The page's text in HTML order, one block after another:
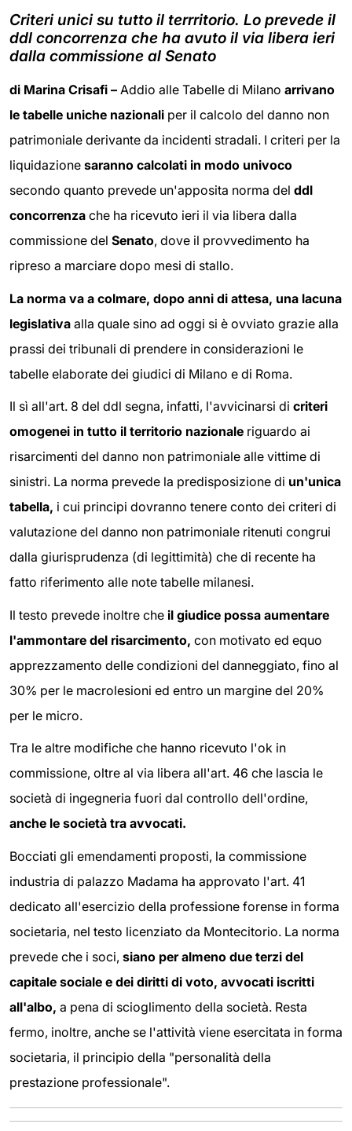
Criteri unici su tutto il terrritorio. Lo prevede il
ddl concorrenza che ha avuto il via libera ieri
dalla commissione al Senato
di Marina Crisafi – Addio alle Tabelle di Milano arrivano
le tabelle uniche nazionali per il calcolo del danno non
patrimoniale derivante da incidenti stradali. I criteri per la
liquidazione saranno calcolati in modo univoco
secondo quanto prevede un'apposita norma del ddl
concorrenza che ha ricevuto ieri il via libera dalla
commissione del Senato, dove il provvedimento ha
ripreso a marciare dopo mesi di stallo.
La norma va a colmare, dopo anni di attesa, una lacuna
legislativa alla quale sino ad oggi si è ovviato grazie alla
prassi dei tribunali di prendere in considerazioni le
tabelle elaborate dei giudici di Milano e di Roma.
Il sì all'art. 8 del ddl segna, infatti, l'avvicinarsi di criteri
omogenei in tutto il territorio nazionale riguardo ai
risarcimenti del danno non patrimoniale alle vittime di
sinistri. La norma prevede la predisposizione di un'unica
tabella, i cui principi dovranno tenere conto dei criteri di
valutazione del danno non patrimoniale ritenuti congrui
dalla giurisprudenza (di legittimità) che di recente ha
fatto riferimento alle note tabelle milanesi.
Il testo prevede inoltre che il giudice possa aumentare
l'ammontare del risarcimento, con motivato ed equo
apprezzamento delle condizioni del danneggiato, fino al
30% per le macrolesioni ed entro un margine del 20%
per le micro.
Tra le altre modifiche che hanno ricevuto l'ok in
commissione, oltre al via libera all'art. 46 che lascia le
società di ingegneria fuori dal controllo dell'ordine,
anche le società tra avvocati.
Bocciati gli emendamenti proposti, la commissione
industria di palazzo Madama ha approvato l'art. 41
dedicato all'esercizio della professione forense in forma
societaria, nel testo licenziato da Montecitorio. La norma
prevede che i soci, siano per almeno due terzi del
capitale sociale e dei diritti di voto, avvocati iscritti
all'albo, a pena di scioglimento della società. Resta
fermo, inoltre, anche se l'attività viene esercitata in forma
societaria, il principio della "personalità della
prestazione professionale".